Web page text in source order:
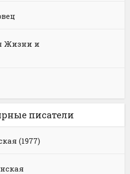
Жизни и
писатели
(1977)